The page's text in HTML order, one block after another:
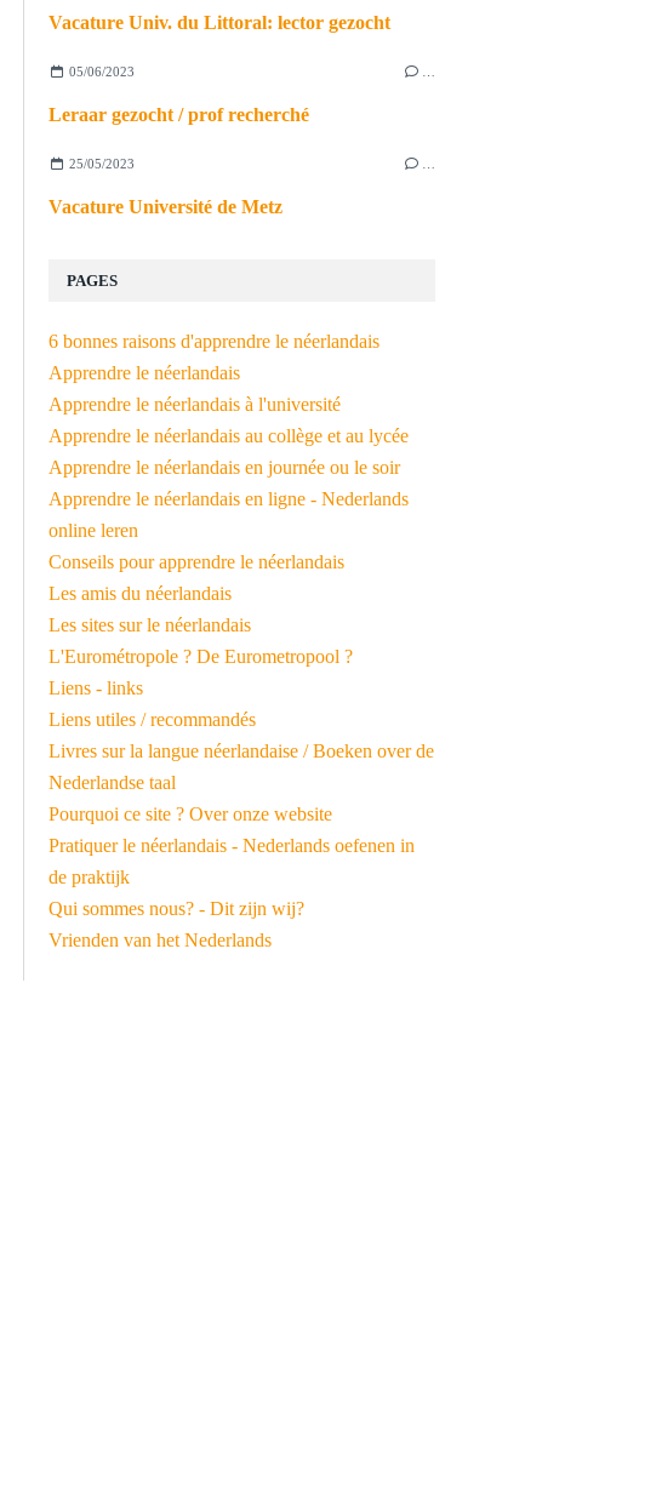
Vacature Univ. du Littoral: lector gezocht
05/06/2023
Leraar gezocht / prof recherché
25/05/2023
Vacature Université de Metz
PAGES
6 bonnes raisons d'apprendre le néerlandais
Apprendre le néerlandais
Apprendre le néerlandais à l'université
Apprendre le néerlandais au collège et au lycée
Apprendre le néerlandais en journée ou le soir
Apprendre le néerlandais en ligne - Nederlands
online leren
Conseils pour apprendre le néerlandais
Les amis du néerlandais
Les sites sur le néerlandais
L'Eurométropole ? De Eurometropool ?
Liens - links
Liens utiles / recommandés
Livres sur la langue néerlandaise / Boeken over de
Nederlandse taal
Pourquoi ce site ? Over onze website
Pratiquer le néerlandais - Nederlands oefenen in
de praktijk
Qui sommes nous? - Dit zijn wij?
Vrienden van het Nederlands